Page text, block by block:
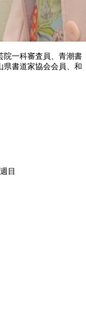
院一科審査員、青潮書
県書道家協会会員、和
週目